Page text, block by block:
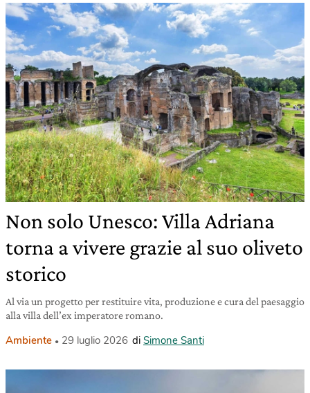
Non solo Unesco: Villa Adriana
torna a vivere grazie al suo oliveto
storico
Al via un progetto per restituire vita, produzione e cura del paesaggio
alla villa dell’ex imperatore romano.
Ambiente 29 luglio 2026 di Simone Santi